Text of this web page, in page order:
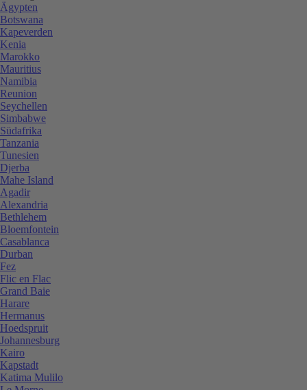
Ägypten
Botswana
Kapeverden
Kenia
Marokko
Mauritius
Namibia
Reunion
Seychellen
Simbabwe
Südafrika
Tanzania
Tunesien
Djerba
Mahe Island
Agadir
Alexandria
Bethlehem
Bloemfontein
Casablanca
Durban
Fez
Flic en Flac
Grand Baie
Harare
Hermanus
Hoedspruit
Johannesburg
Kairo
Kapstadt
Katima Mulilo